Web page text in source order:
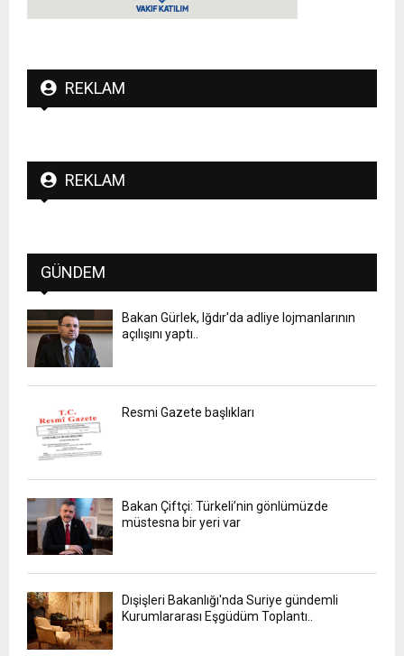
REKLAM
REKLAM
GÜNDEM
Bakan Gürlek, Iğdır'da adliye lojmanlarının
açılışını yaptı..
Resmi Gazete başlıkları
Bakan Çiftçi: Türkeli’nin gönlümüzde
müstesna bir yeri var
Dışişleri Bakanlığı'nda Suriye gündemli
Kurumlararası Eşgüdüm Toplantı..